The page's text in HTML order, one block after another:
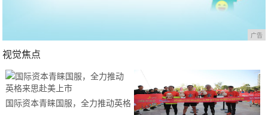
广告
视觉焦点
国际资本青睐国服，全力推动英格